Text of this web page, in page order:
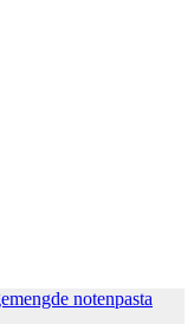
notenpasta